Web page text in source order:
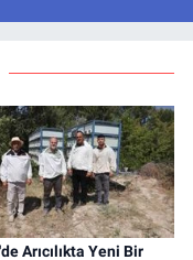
Arıcılıkta Yeni Bir